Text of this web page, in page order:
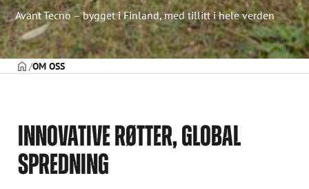
Avant Tecno – bygget i Finland, med tillitt i hele verden
FORSIDE
OM OSS
INNOVATIVE RØTTER, GLOBAL
SPREDNING